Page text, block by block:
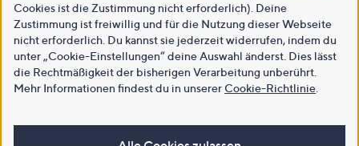
Cookies ist die Zustimmung nicht erforderlich). Deine
Zustimmung ist freiwillig und für die Nutzung dieser Webseite
nicht erforderlich. Du kannst sie jederzeit widerrufen, indem du
unter „Cookie-Einstellungen“ deine Auswahl änderst. Dies lässt
die Rechtmäßigkeit der bisherigen Verarbeitung unberührt.
Mehr Informationen findest du in unsererCookie-Richtlinie